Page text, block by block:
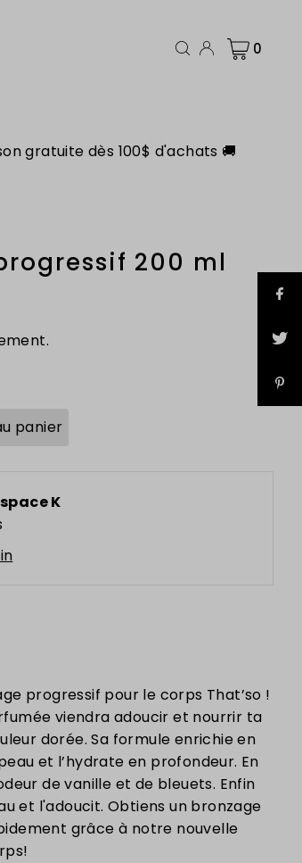
0
gratuite dès 100$ d'achats 🚚
200 ml
K
progressif pour le corps That’so !
viendra adoucir et nourrir ta
dorée. Sa formule enrichie en
et l’hydrate en profondeur. En
de vanille et de bleuets. Enfin
et l'adoucit. Obtiens un bronzage
grâce à notre nouvelle